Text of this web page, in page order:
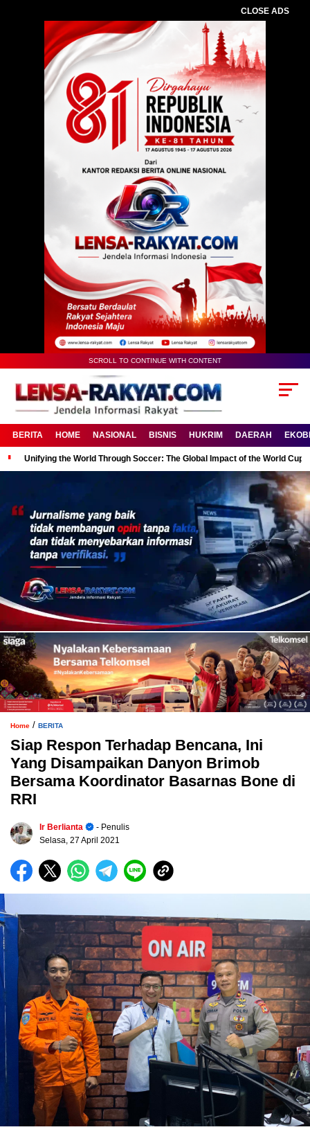
CLOSE ADS
SCROLL TO CONTINUE WITH CONTENT
BERITA HOME NASIONAL BISNIS HUKRIM DAERAH
Unifying the World Through Soccer: The Global Impact of the World Cup
Home / BERITA
Siap Respon Terhadap Bencana, Ini
Yang Disampaikan Danyon Brimob
Bersama Koordinator Basarnas Bone di
RRI
Ir Berlianta
- Penulis
Selasa, 27 April 2021